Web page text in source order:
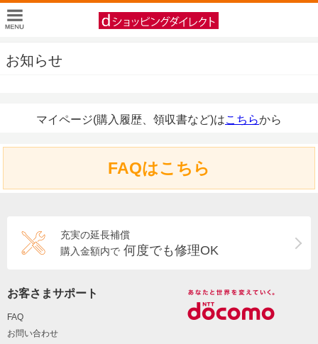
お知らせ
マイページ(購入履歴、領収書など)はこちらから
FAQはこちら
充実の延長補償
購入金額内で 何度でも修理OK
お客さまサポート
FAQ
お問い合わせ